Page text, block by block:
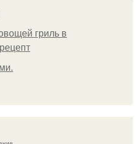
гриль в